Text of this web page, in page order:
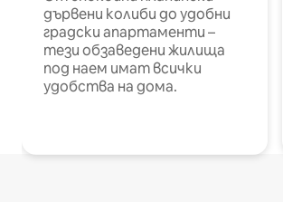
дървени колиби до удобни
градски апартаменти –
тези обзаведени жилища
под наем имат всички
удобства на дома.